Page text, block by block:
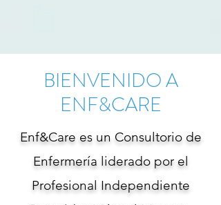
BIENVENIDO A
ENF&CARE
Enf&Care es un Consultorio de
Enfermería liderado por el
Profesional Independiente